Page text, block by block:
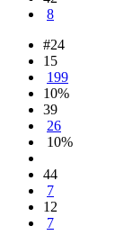
8
#24
15
199
10%
39
26
10%
44
7
12
7